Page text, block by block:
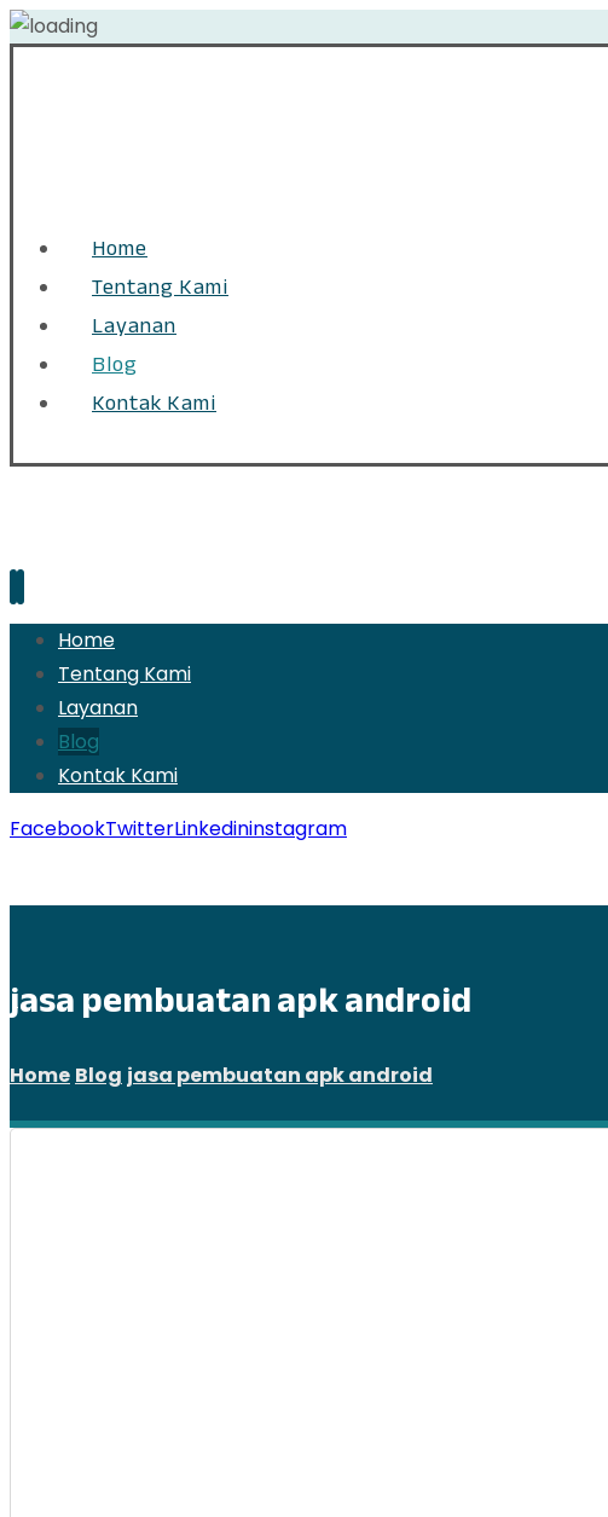
Home
Tentang Kami
Layanan
Blog
Kontak Kami
Home
Tentang Kami
Layanan
Blog
Kontak Kami
FacebookTwitterLinkedininstagram
jasa pembuatan apk android
Home Blog jasa pembuatan apk android